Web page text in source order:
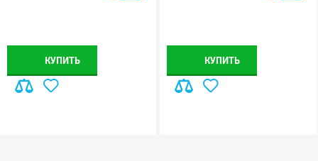
КУПИТЬ КУПИТЬ